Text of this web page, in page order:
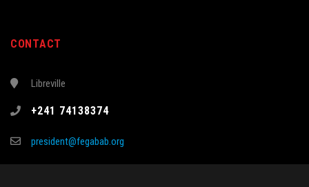
CONTACT
Libreville
+241 74138374
president@fegabab.org